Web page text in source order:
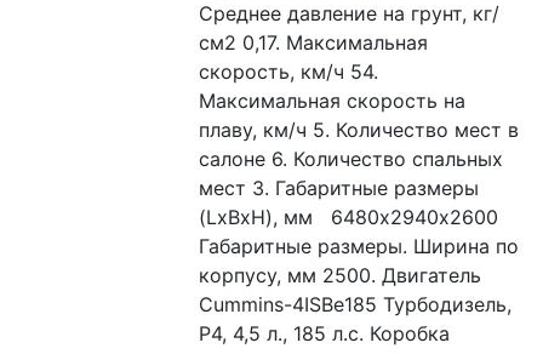
Среднее давление на грунт, кг/
см2 0,17. Максимальная
скорость, км/ч 54.
Максимальная скорость на
плаву, км/ч 5. Количество мест в
салоне 6. Количество спальных
мест 3. Габаритные размеры
(LxBxH), мм   6480х2940х2600
Габаритные размеры. Ширина по
корпусу, мм 2500. Двигатель
Cummins-4ISBe185 Турбодизель,
Р4, 4,5 л., 185 л.с. Коробка